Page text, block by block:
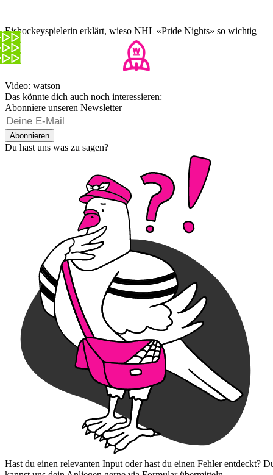
Eishockeyspielerin erklärt, wieso NHL «Pride Nights» so wichtig
sind
Video: watson
Das könnte dich auch noch interessieren:
Abonniere unseren Newsletter
Abonnieren
Du hast uns was zu sagen?
Hast du einen relevanten Input oder hast du einen Fehler entdeckt?